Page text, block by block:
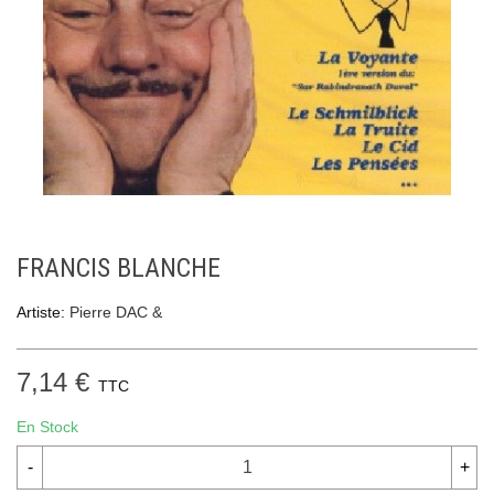
FRANCIS BLANCHE
Artiste: Pierre DAC &
7,14 € TTC
En Stock
- +